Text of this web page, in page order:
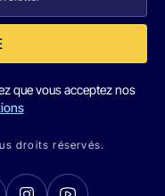
que vous acceptez nos
droits réservés.